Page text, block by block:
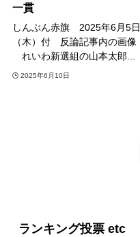
一貫
しんぶん赤旗 2025年6月5日
（木）付 反論記事内の画像
れいわ新選組の山本太郎...
2025年6月10日
ランキング投票 etc